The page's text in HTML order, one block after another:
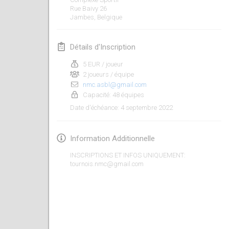
Rue Baivy 26
Jambes Belgique
Détails d'Inscription
5 EUR / joueur
2 joueurs / équipe
nmc.asbl@gmail.com
Capacité: 48 équipes
Date d'échéance: 4 septembre 2022
Information Additionnelle
INSCRIPTIONS ET INFOS UNIQUEMENT:
tournois.nmc@gmail.com
MS v MÖLKPARKURU
4 févr. 2022|
TangoMölkky
5 févr. 2022 Finlande
12 févr. 2022|Finlande
Yamagata Tournament